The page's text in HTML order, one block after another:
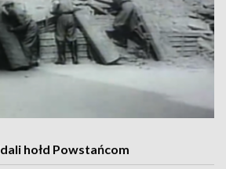
hołd Powstańcom